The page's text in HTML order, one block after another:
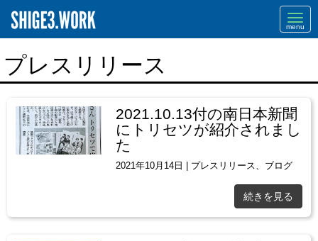
プレスリリース
2021.10.13付の南日本新聞
にトリセツが紹介されまし
た
2021年10月14日 プレスリリース、 ブログ
続きを見る